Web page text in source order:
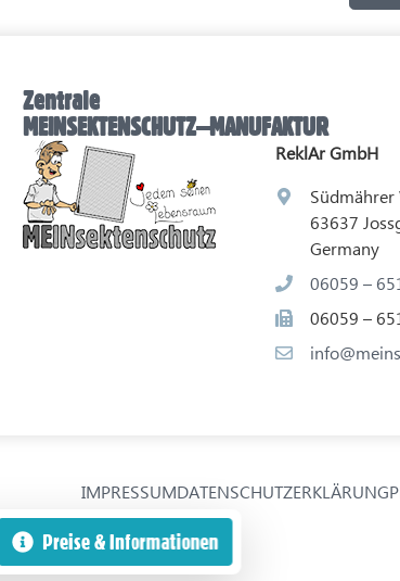
Zentrale
MEINSEKTENSCHUTZ–MANUFAKTUR
ReklAr GmbH
Südmährer
63637
Germany
06059 –
06059 –
IMPRESSUMDATENSCHUTZERKLÄRUNG
Preise & Informationen